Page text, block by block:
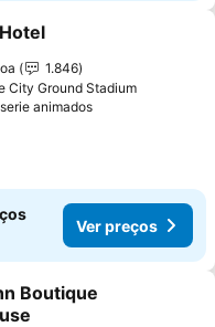
aos favoritos
1.846
City Ground Stadium
animados
Ver preços
aos favoritos
Boutique